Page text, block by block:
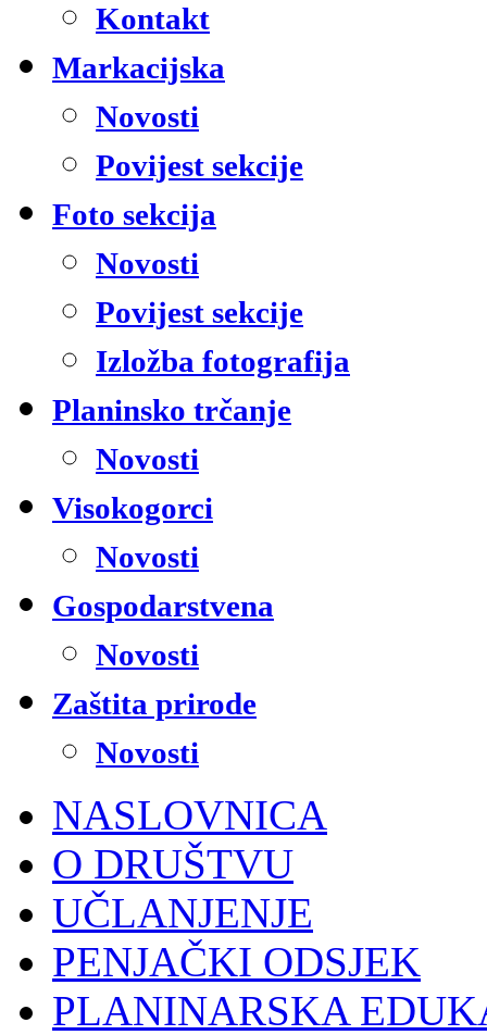
Kontakt
Markacijska
Novosti
Povijest sekcije
Foto sekcija
Novosti
Povijest sekcije
Izložba fotografija
Planinsko trčanje
Novosti
Visokogorci
Novosti
Gospodarstvena
Novosti
Zaštita prirode
Novosti
NASLOVNICA
O DRUŠTVU
UČLANJENJE
PENJAČKI ODSJEK
PLANINARSKA